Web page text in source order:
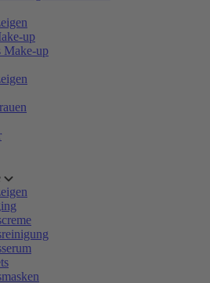
up
Make-up